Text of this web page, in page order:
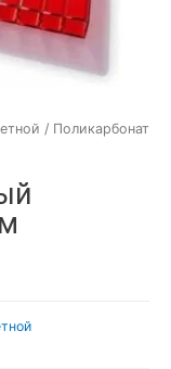
/ Поликарбонат